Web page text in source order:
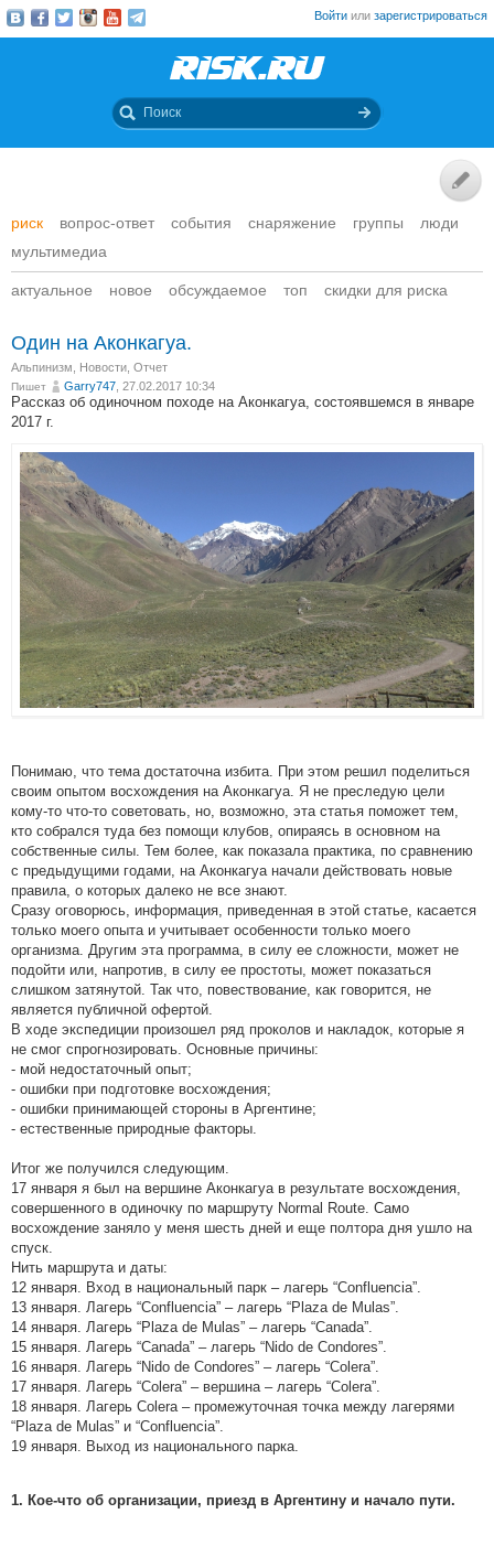
Войти или зарегистрироваться
риск вопрос-ответ события снаряжение группы
люди
мультимедиа
актуальное новое обсуждаемое топ скидки для риска
Один на Аконкагуа.
Альпинизм Новости Отчет
Пишет Garry747 , 27.02.2017 10:34
Рассказ об одиночном походе на Аконкагуа, состоявшемся в январе
2017 г.
Понимаю, что тема достаточна избита. При этом решил поделиться
своим опытом восхождения на Аконкагуа. Я не преследую цели
кому-то что-то советовать, но, возможно, эта статья поможет тем,
кто собрался туда без помощи клубов, опираясь в основном на
собственные силы. Тем более, как показала практика, по сравнению
с предыдущими годами, на Аконкагуа начали действовать новые
правила, о которых далеко не все знают.
Сразу оговорюсь, информация, приведенная в этой статье, касается
только моего опыта и учитывает особенности только моего
организма. Другим эта программа, в силу ее сложности, может не
подойти или, напротив, в силу ее простоты, может показаться
слишком затянутой. Так что, повествование, как говорится, не
является публичной офертой.
В ходе экспедиции произошел ряд проколов и накладок, которые я
не смог спрогнозировать. Основные причины:
- мой недостаточный опыт;
- ошибки при подготовке восхождения;
- ошибки принимающей стороны в Аргентине;
- естественные природные факторы.
Итог же получился следующим.
17 января я был на вершине Аконкагуа в результате восхождения,
совершенного в одиночку по маршруту Normal Route. Само
восхождение заняло у меня шесть дней и еще полтора дня ушло на
спуск.
Нить маршрута и даты:
12 января. Вход в национальный парк – лагерь “Confluencia”.
13 января. Лагерь “Confluencia” – лагерь “Plaza de Mulas”.
14 января. Лагерь “Plaza de Mulas” – лагерь “Canada”.
15 января. Лагерь “Canada” – лагерь “Nido de Condores”.
16 января. Лагерь “Nido de Condores” – лагерь “Colera”.
17 января. Лагерь “Colera” – вершина – лагерь “Colera”.
18 января. Лагерь Colera – промежуточная точка между лагерями
“Plaza de Mulas” и “Confluencia”.
19 января. Выход из национального парка.
1. Кое-что об организации, приезд в Аргентину и начало пути.